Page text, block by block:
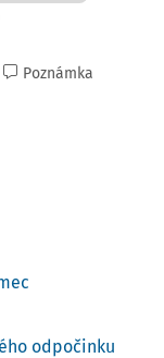
Poznámka
odpočinku